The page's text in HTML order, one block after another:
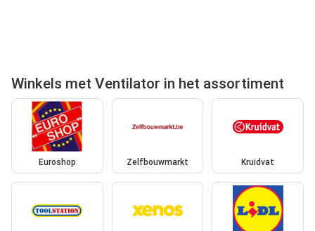
Winkels met Ventilator in het assortiment
Euroshop Zelfbouwmarkt Kruidvat